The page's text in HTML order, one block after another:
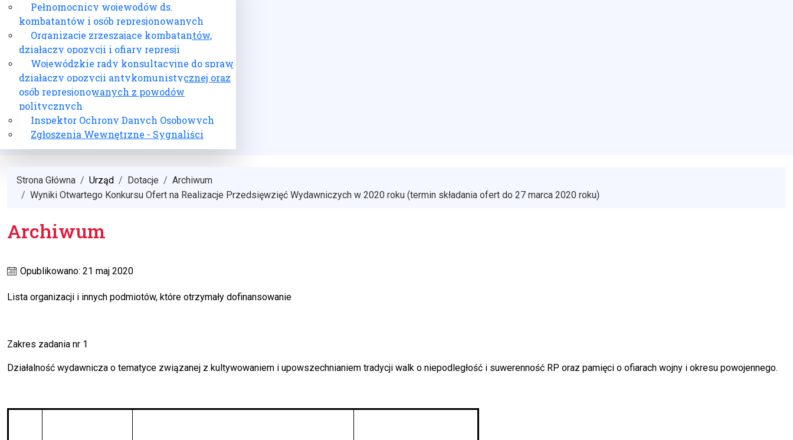
Pełnomocnicy wojewodów ds.
kombatantów i osób represjonowanych
Organizacje zrzeszające kombatantów,
działaczy opozycji i ofiary represji
Wojewódzkie rady konsultacyjne do spraw
działaczy opozycji antykomunistycznej oraz
osób represjonowanych z powodów
politycznych
Inspektor Ochrony Danych Osobowych
Zgłoszenia Wewnętrzne - Sygnaliści
Strona Główna Urząd Dotacje
Archiwum
Wyniki Otwartego Konkursu Ofert na Realizacje Przedsięwzięć Wydawniczych w 2020 roku (termin składania ofert do 27 marca 2020 roku)
Archiwum
Opublikowano: 21 maj 2020
Lista organizacji i innych podmiotów, które otrzymały dofinansowanie
Zakres zadania nr 1
Działalność wydawnicza o tematyce związanej z kultywowaniem i upowszechnianiem tradycji walk o niepodległość i suwerenność RP oraz pamięci o ofiarach wojny i okresu powojennego.